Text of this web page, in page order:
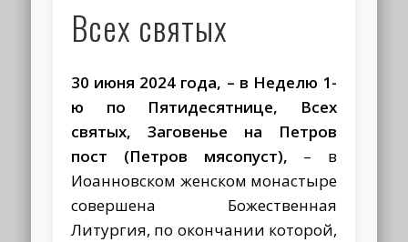
Всех святых
30 июня 2024 года, – в Неделю 1-
ю по Пятидесятнице, Всех
святых, Заговенье на Петров
пост (Петров мясопуст), – в
Иоанновском женском монастыре
совершена Божественная
Литургия, по окончании которой,